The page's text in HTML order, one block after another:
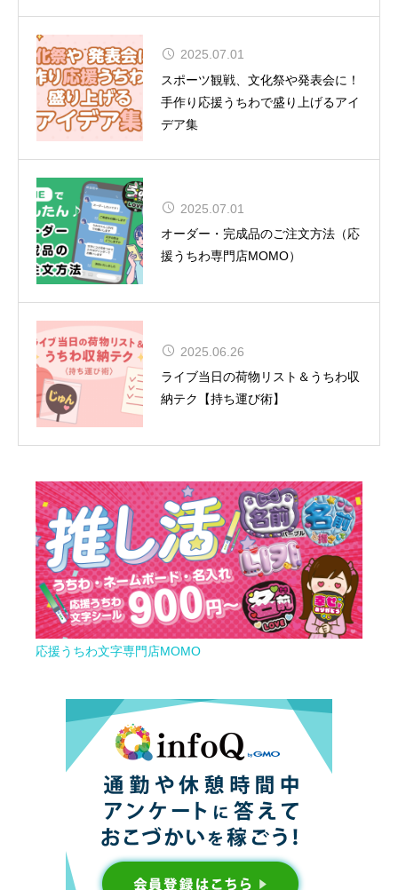
2025.07.01
スポーツ観戦、文化祭や発表会に！
手作り応援うちわで盛り上げるアイ
デア集
2025.07.01
オーダー・完成品のご注文方法（応
援うちわ専門店MOMO）
2025.06.26
ライブ当日の荷物リスト＆うちわ収
納テク【持ち運び術】
CUTIE STREET 初の全国ツアー12
都市15公演
夏uuu祭（なつまつり）開催
松田聖子、通算54作目のアルバムが
TOP10入り！女性歴代1位タイの快
挙達成
応援うちわ文字専門店MOMO